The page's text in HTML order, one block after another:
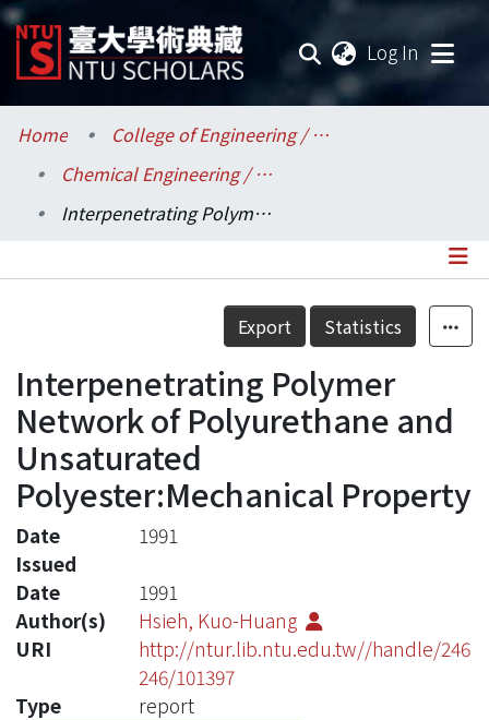
Log In
Communities & Collections
Research Outputs
Statistics
Home
College of Engineering / 工學院
Chemical Engineering / 化學工程學系
Interpenetrating Polymer Network of Polyurethane and Unsaturated Polyester:Mechanical Property
Details
Export Statistics
Interpenetrating Polymer
Network of Polyurethane and
Unsaturated
Polyester:Mechanical Property
Date
Issued
1991
Date
1991
Author(s)
Hsieh, Kuo-Huang
URI
http://ntur.lib.ntu.edu.tw//handle/246
246/101397
Type
report